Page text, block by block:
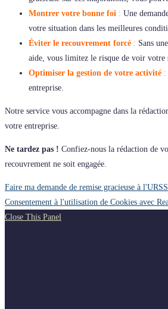
Montrer votre bonne foi : Une
votre situation dans les meilleures
Éviter le recouvrement forcé : Sans
aide, vous limitez le risque de voir votre
Optimiser la gestion de votre activité :
entreprise.
Notre service vous accompagne dans la
votre entreprise.
Ne tardez pas ! Confiez-nous la rédaction de
recouvrement ne soit engagée.
Faire ma demande de remise gracieuse à
Consentement à l'utilisation de Cookies avec
Close This Panel